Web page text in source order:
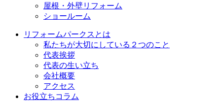
屋根・外壁リフォーム
ショールーム
リフォームパークスとは
私たちが大切にしている２つのこと
代表挨拶
代表の生い立ち
会社概要
アクセス
お役立ちコラム